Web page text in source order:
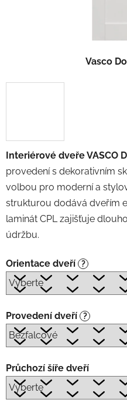
Interiérové dveře VASCO
provedení s dekorativním
volbou pro moderní a
strukturou dodává dveřím
laminát CPL zajišťuje
údržbu.
Orientace dveří ?
Provedení dveří ?
Průchozí šíře dveří
Vasco